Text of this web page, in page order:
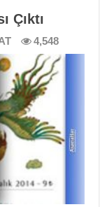
Çıktı
4,548